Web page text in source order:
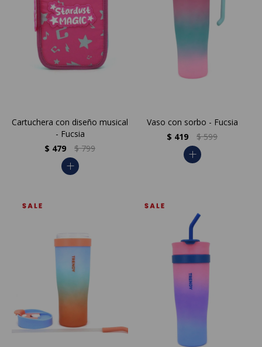
Cartuchera con diseño musical
- Fucsia
$ 479 $ 799
add
Vaso con sorbo - Fucsia
$ 419 $ 599
add